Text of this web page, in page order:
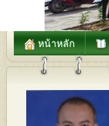
หน้าหลัก